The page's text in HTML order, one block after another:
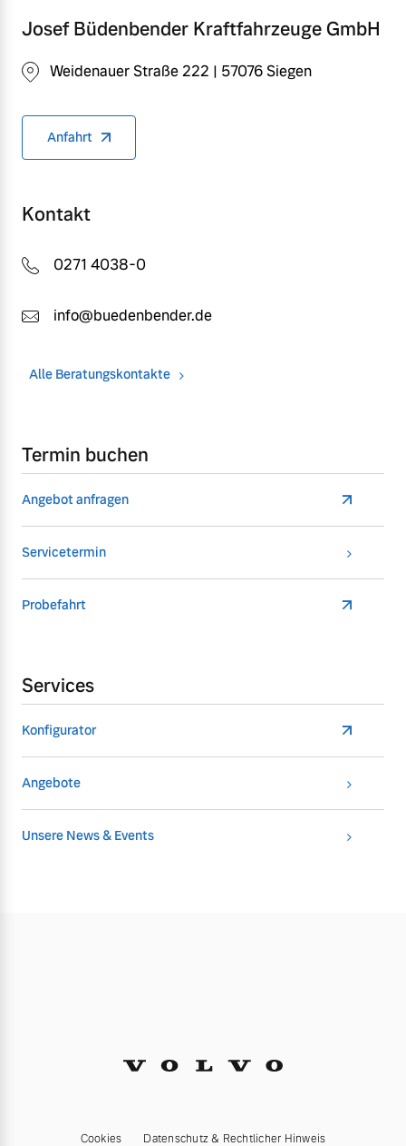
Josef Büdenbender Kraftfahrzeuge GmbH
Weidenauer Straße 222 | 57076 Siegen
Anfahrt
Kontakt
0271 4038-0
info@buedenbender.de
Alle Beratungskontakte
Termin buchen
Angebot anfragen
Servicetermin
Probefahrt
Services
Konfigurator
Angebote
Unsere News & Events
Cookies Datenschutz & Rechtlicher Hinweis